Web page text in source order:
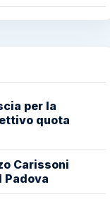
per la
quota
Carissoni
Padova